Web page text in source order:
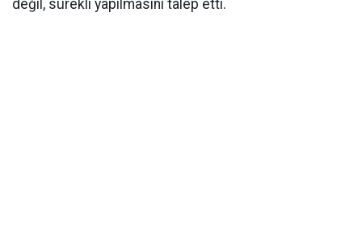
değil, sürekli yapılmasını talep etti.